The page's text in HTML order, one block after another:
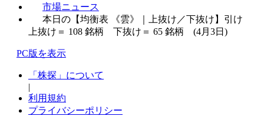
市場ニュース
本日の【均衡表 《雲》｜上抜け／下抜け】引け
上抜け＝ 108 銘柄 下抜け＝ 65 銘柄 (4月3日)
PC版を表示
「株探」について
|
利用規約
プライバシーポリシー